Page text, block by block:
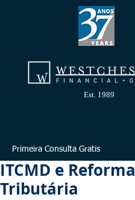
Est. 1989
Primeira Consulta Gratis
ITCMD e Reforma
Tributária